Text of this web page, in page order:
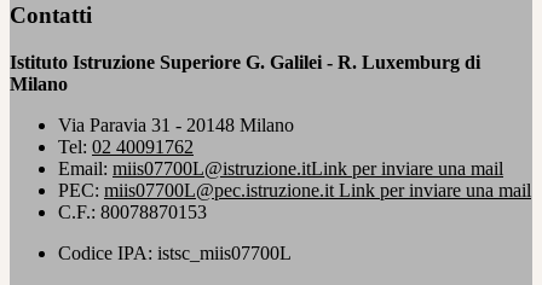
Contatti
Istituto Istruzione Superiore G. Galilei - R. Luxemburg di
Milano
Via Paravia 31 - 20148 Milano
Tel: 02 40091762
Email: miis07700L@istruzione.itLink per inviare una mail
PEC: miis07700L@pec.istruzione.it Link per inviare una mail
C.F.: 80078870153
Codice IPA: istsc_miis07700L